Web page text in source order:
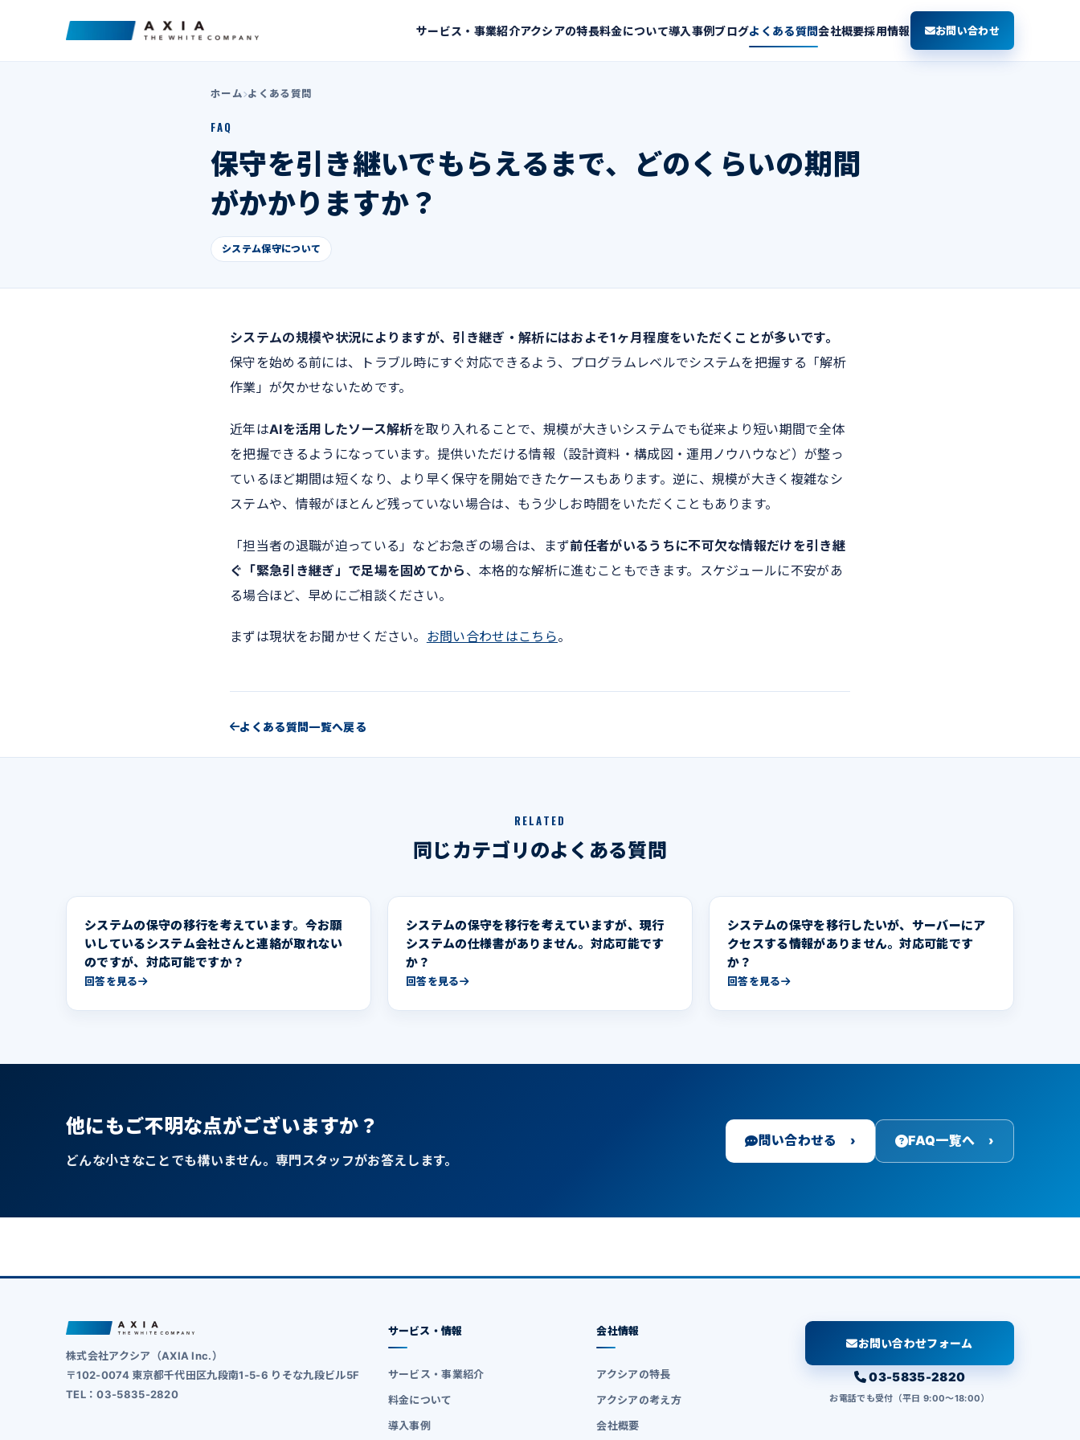
サービス・事業紹介アクシアの特長料金について導入事例 ブログよくある質問会社概要採用情報 お問い合わせ
ホーム よくある質問
FAQ
保守を引き継いでもらえるまで、どのくらいの期間
がかかりますか？
システム保守について
システムの規模や状況によりますが、引き継ぎ・解析にはおよそ1ヶ月程度をいただくことが多いです。
保守を始める前には、トラブル時にすぐ対応できるよう、プログラムレベルでシステムを把握する「解析
作業」が欠かせないためです。
近年はAIを活用したソース解析を取り入れることで、規模が大きいシステムでも従来より短い期間で全体
を把握できるようになっています。提供いただける情報（設計資料・構成図・運用ノウハウなど）が整っ
ているほど期間は短くなり、より早く保守を開始できたケースもあります。逆に、規模が大きく複雑なシ
ステムや、情報がほとんど残っていない場合は、もう少しお時間をいただくこともあります。
「担当者の退職が迫っている」などお急ぎの場合は、まず前任者がいるうちに不可欠な情報だけを引き継
ぐ「緊急引き継ぎ」で足場を固めてから 、本格的な解析に進むこともできます。スケジュールに不安があ
る場合ほど、早めにご相談ください。
まずは現状をお聞かせください。 お問い合わせはこちら。
よくある質問一覧へ戻る
RELATED
同じカテゴリのよくある質問
システムの保守の移行を考えています。今お願
いしているシステム会社さんと連絡が取れない
のですが、対応可能ですか？
回答を見る
システムの保守を移行を考えていますが、現行
システムの仕様書がありません。対応可能です
か？
回答を見る
システムの保守を移行したいが、サーバーにア
クセスする情報がありません。対応可能です
か？
回答を見る
他にもご不明な点がございますか？
どんな小さなことでも構いません。専門スタッフがお答えします。
問い合わせる › FAQ一覧へ ›
株式会社アクシア（AXIA Inc.）
〒102-0074 東京都千代田区九段南1-5-6 りそな九段ビル5F
TEL：03-5835-2820
サービス・情報
サービス・事業紹介
料金について
導入事例
会社情報
アクシアの特長
アクシアの考え方
会社概要
お問い合わせフォーム
03-5835-2820
お電話でも受付（平日 9:00〜18:00）